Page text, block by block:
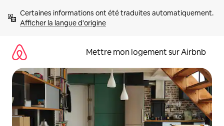
directement
Afficher la langue d'origine
Mettre mon logement sur Airbnb